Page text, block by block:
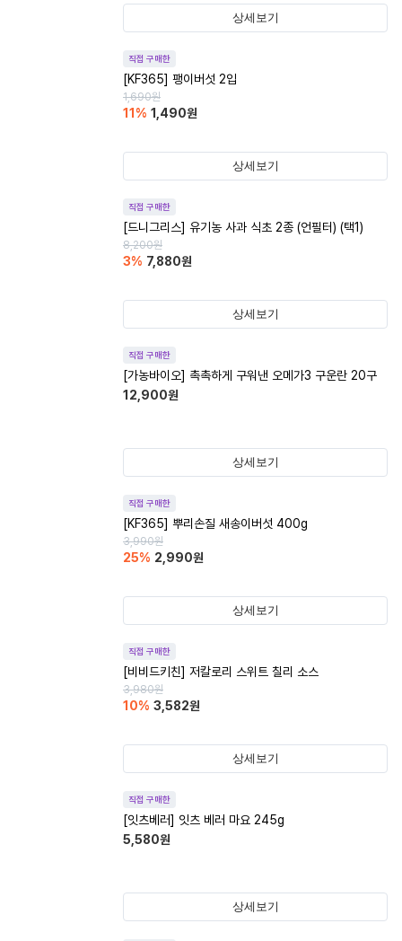
상세보기
직접 구매한
[KF365] 팽이버섯 2입
1,690원
11 % 1,490원
상세보기
직접 구매한
[드니그리스] 유기농 사과 식초 2종 (언필터) (택1)
8,200원
3% 7,880원
상세보기
직접 구매한
[가농바이오] 촉촉하게 구워낸 오메가3 구운란 20구
12,900원
상세보기
직접 구매한
[KF365] 뿌리손질 새송이버섯 400g
3,990원
25% 2,990원
상세보기
직접 구매한
[비비드키친] 저칼로리 스위트 칠리 소스
3,980원
10% 3,582원
상세보기
직접 구매한
[잇츠베러] 잇츠 베러 마요 245g
5,580원
상세보기